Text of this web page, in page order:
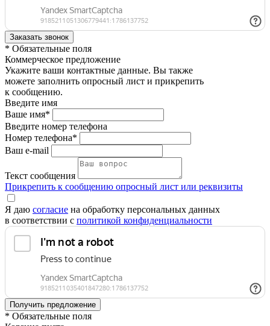
* Обязательные поля
Коммерческое предложение
Укажите ваши контактные данные. Вы также
можете заполнить опросный лист и прикрепить
к сообщению.
Введите имя
Ваше имя*
Введите номер телефона
Номер телефона*
Ваш e-mail
Текст сообщения
Прикрепить к сообщению опросный лист или реквизиты
Я даю согласие на обработку персональных данных
в соответствии с политикой конфиденциальности
* Обязательные поля